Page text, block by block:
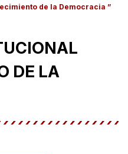
de la Democracia ”
DE LA